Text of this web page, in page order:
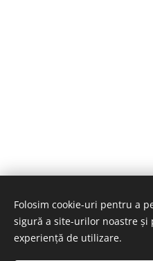
Folosim cookie-uri pentru a
sigură a site-urilor noastre și
experiență de utilizare.